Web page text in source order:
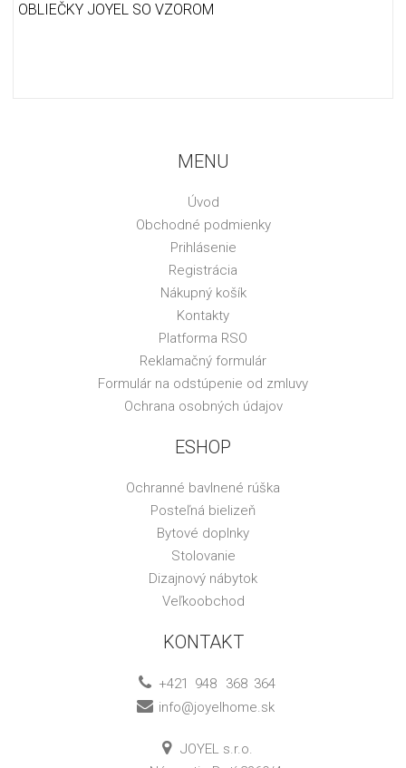
OBLIEČKY JOYEL SO VZOROM
MENU
Úvod
Obchodné podmienky
Prihlásenie
Registrácia
Nákupný košík
Kontakty
Platforma RSO
Reklamačný formulár
Formulár na odstúpenie od zmluvy
Ochrana osobných údajov
ESHOP
Ochranné bavlnené rúška
Posteľná bielizeň
Bytové doplnky
Stolovanie
Dizajnový nábytok
Veľkoobchod
KONTAKT
+421 948 368 364
info@joyelhome.sk
JOYEL s.r.o.